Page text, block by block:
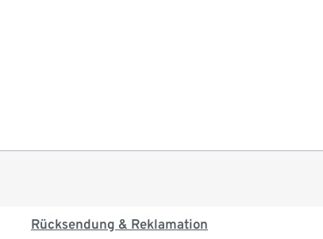
Rücksendung & Reklamation